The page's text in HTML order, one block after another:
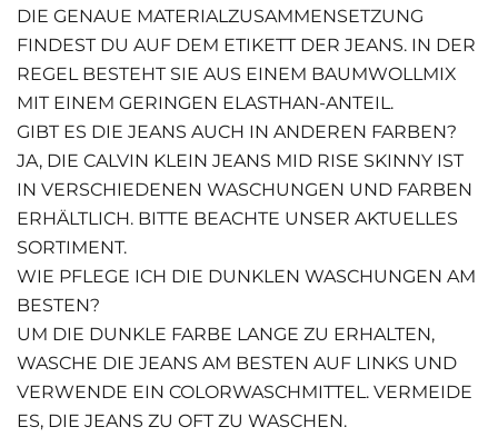
DIE GENAUE MATERIALZUSAMMENSETZUNG
FINDEST DU AUF DEM ETIKETT DER JEANS. IN DER
REGEL BESTEHT SIE AUS EINEM BAUMWOLLMIX
MIT EINEM GERINGEN ELASTHAN-ANTEIL.
GIBT ES DIE JEANS AUCH IN ANDEREN FARBEN?
JA, DIE CALVIN KLEIN JEANS MID RISE SKINNY IST
IN VERSCHIEDENEN WASCHUNGEN UND FARBEN
ERHÄLTLICH. BITTE BEACHTE UNSER AKTUELLES
SORTIMENT.
WIE PFLEGE ICH DIE DUNKLEN WASCHUNGEN AM
BESTEN?
UM DIE DUNKLE FARBE LANGE ZU ERHALTEN,
WASCHE DIE JEANS AM BESTEN AUF LINKS UND
VERWENDE EIN COLORWASCHMITTEL. VERMEIDE
ES, DIE JEANS ZU OFT ZU WASCHEN.